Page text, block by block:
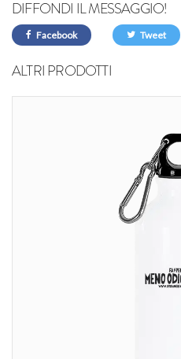
DIFFONDI IL MESSAGGIO!
Facebook Tweet
ALTRI PRODOTTI